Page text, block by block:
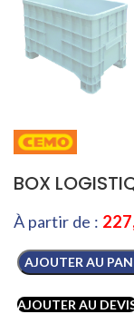
BOX
À partir de :
AJOUTER AU
AJOUTER AU